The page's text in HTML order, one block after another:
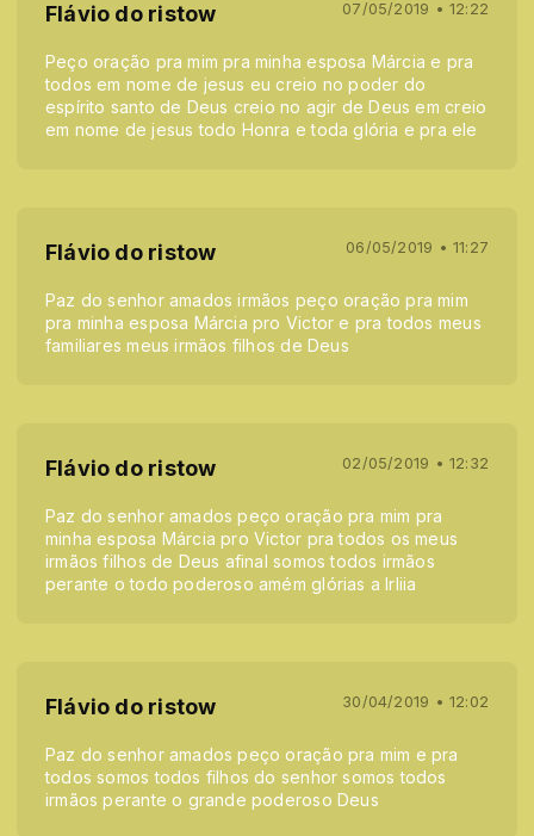
Flávio do ristow 07/05/2019 • 12:22
Peço oração pra mim pra minha esposa Márcia e pra
todos em nome de jesus eu creio no poder do
espírito santo de Deus creio no agir de Deus em creio
em nome de jesus todo Honra e toda glória e pra ele
Flávio do ristow 06/05/2019 • 11:27
Paz do senhor amados irmãos peço oração pra mim
pra minha esposa Márcia pro Victor e pra todos meus
familiares meus irmãos filhos de Deus
Flávio do ristow 02/05/2019 • 12:32
Paz do senhor amados peço oração pra mim pra
minha esposa Márcia pro Victor pra todos os meus
irmãos filhos de Deus afinal somos todos irmãos
perante o todo poderoso amém glórias a lrliia
Flávio do ristow 30/04/2019 • 12:02
Paz do senhor amados peço oração pra mim e pra
todos somos todos filhos do senhor somos todos
irmãos perante o grande poderoso Deus